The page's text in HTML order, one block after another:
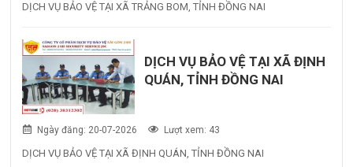
DỊCH VỤ BẢO VỆ TẠI XÃ TRẢNG BOM, TỈNH ĐỒNG NAI
DỊCH VỤ BẢO VỆ TẠI XÃ ĐỊNH
QUÁN, TỈNH ĐỒNG NAI
Ngày đăng: 20-07-2026 Lượt xem: 43
DỊCH VỤ BẢO VỆ TẠI XÃ ĐỊNH QUÁN, TỈNH ĐỒNG NAI